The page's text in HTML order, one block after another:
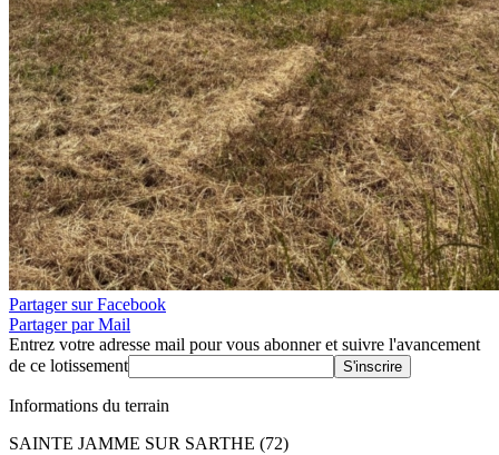
Partager sur Facebook
Partager par Mail
Entrez votre adresse mail pour vous abonner et suivre l'avancement
de ce lotissement
S'inscrire
Informations du terrain
SAINTE JAMME SUR SARTHE (72)